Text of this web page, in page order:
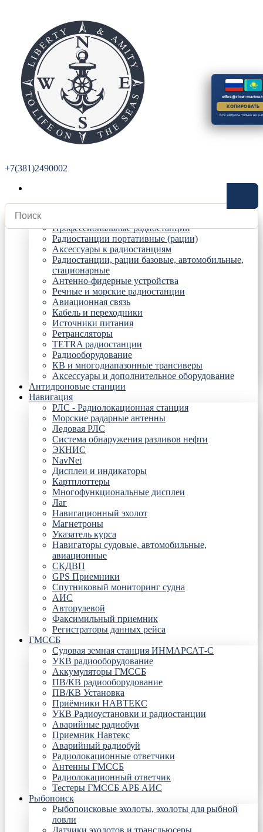
+7(381)2490002
Радиостанции
Профессиональные радиостанции
Радиостанции портативные (рации)
Аксессуары к радиостанциям
Радиостанции, рации базовые, автомобильные,
стационарные
Антенно-фидерные устройства
Речные и морские радиостанции
Авиационная связь
Кабель и переходники
Источники питания
Ретрансляторы
TETRA радиостанции
Радиооборудование
КВ и многодиапазонные трансиверы
Аксессуары и дополнительное оборудование
Антидроновые станции
Навигация
РЛС - Радиолокационная станция
Морские радарные антенны
Ледовая РЛС
Система обнаружения разливов нефти
ЭКНИС
NavNet
Дисплеи и индикаторы
Картплоттеры
Многофункциональные дисплеи
Лаг
Навигационный эхолот
Магнетроны
Указатель курса
Навигаторы судовые, автомобильные,
авиационные
СКДВП
GPS Приемники
Спутниковый мониторинг судна
АИС
Авторулевой
Факсимильный приемник
Регистраторы данных рейса
ГМССБ
Судовая земная станция ИНМАРСАТ-С
УКВ радиооборудование
Аккумуляторы ГМССБ
ПВ/КВ радиооборудование
ПВ/КВ Установка
Приёмники НАВТЕКС
УКВ Радиоустановки и радиостанции
Аварийные радиобуи
Приемник Навтекс
Аварийный радиобуй
Радиолокационные ответчики
Антенны ГМССБ
Радиолокационный ответчик
Тестеры ГМССБ АРБ АИС
Рыбопоиск
Рыбопоисковые эхолоты, эхолоты для рыбной
ловли
Датчики эхолотов и трансдьюсеры
office@river-
КОПИРОВАТЬ
Все запросы только на e-